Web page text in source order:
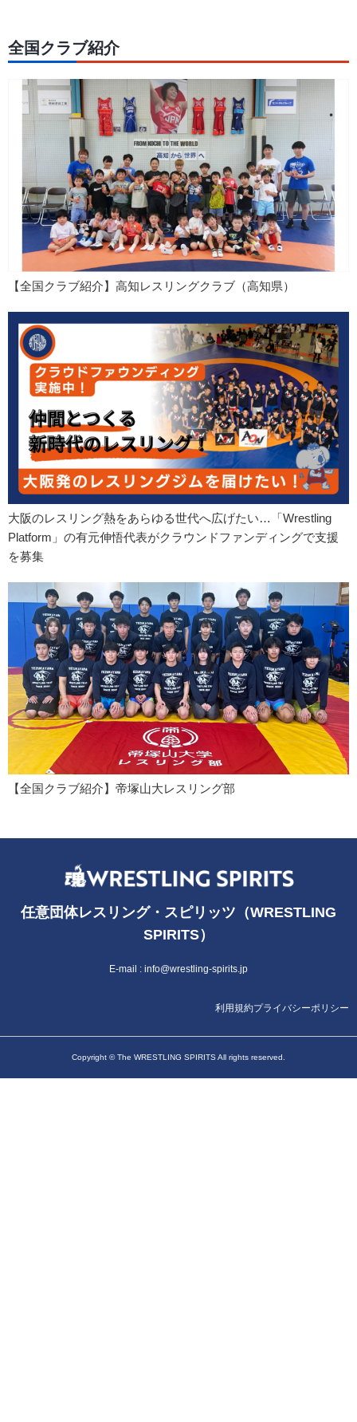
全国クラブ紹介
【全国クラブ紹介】高知レスリングクラブ（高知県）
大阪のレスリング熱をあらゆる世代へ広げたい…「Wrestling
Platform」の有元伸悟代表がクラウンドファンディングで支援
を募集
【全国クラブ紹介】帝塚山大レスリング部
任意団体レスリング・スピリッツ（WRESTLING
SPIRITS）
E-mail : info@wrestling-spirits.jp
利用規約プライバシーポリシー
Copyright © The WRESTLING SPIRITS All rights reserved.